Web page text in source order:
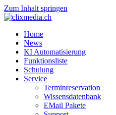
Zum Inhalt springen
Home
News
KI Automatisierung
Funktionsliste
Schulung
Service
Terminreservation
Wissensdatenbank
EMail Pakete